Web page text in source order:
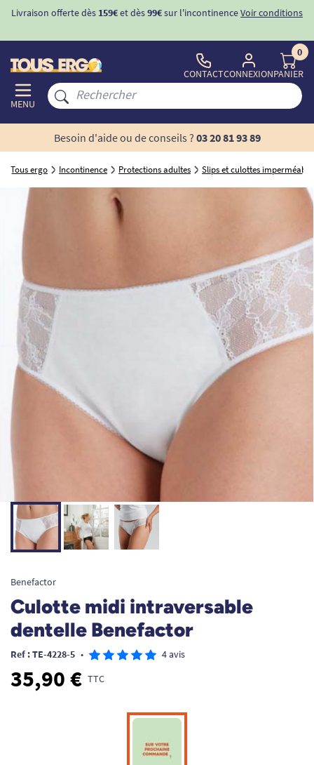
-10%avec le code "BIENVENUE" pourla 1ère commande
MENU
CONTACTCONNEXION
0
PANIER
Besoin d'aide ou de conseils ? 03 20 81 93 89
Tous ergo Incontinence Protections adultes Slips et culottes
Benefactor
Culotte midi intraversable
dentelle Benefactor
Ref : TE-4228-5 • 4 avis
35,90 € TTC